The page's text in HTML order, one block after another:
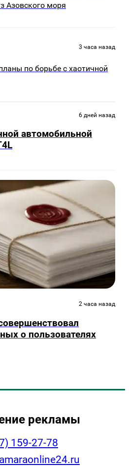
Азовского моря
3 часа назад
по борьбе с хаотичной
6 дней назад
автомобильной
2 часа назад
о пользователях
рекламы
159-27-78